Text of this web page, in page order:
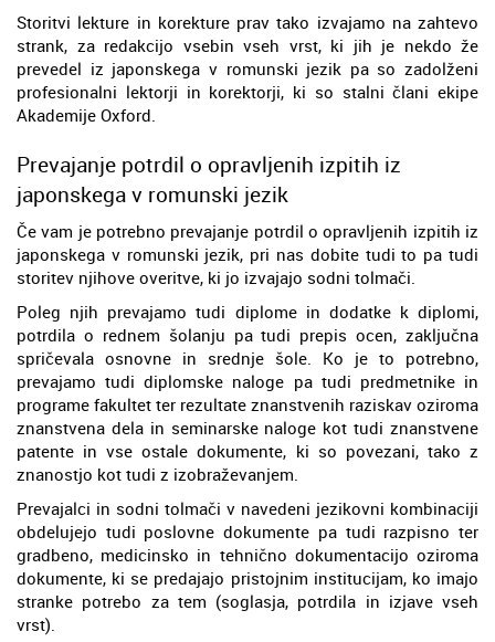
Storitvi lekture in korekture prav tako izvajamo na zahtevo
strank, za redakcijo vsebin vseh vrst, ki jih je nekdo že
prevedel iz japonskega v romunski jezik pa so zadolženi
profesionalni lektorji in korektorji, ki so stalni člani ekipe
Akademije Oxford.
Prevajanje potrdil o opravljenih izpitih iz
japonskega v romunski jezik
Če vam je potrebno prevajanje potrdil o opravljenih izpitih iz
japonskega v romunski jezik, pri nas dobite tudi to pa tudi
storitev njihove overitve, ki jo izvajajo sodni tolmači.
Poleg njih prevajamo tudi diplome in dodatke k diplomi,
potrdila o rednem šolanju pa tudi prepis ocen, zaključna
spričevala osnovne in srednje šole. Ko je to potrebno,
prevajamo tudi diplomske naloge pa tudi predmetnike in
programe fakultet ter rezultate znanstvenih raziskav oziroma
znanstvena dela in seminarske naloge kot tudi znanstvene
patente in vse ostale dokumente, ki so povezani, tako z
znanostjo kot tudi z izobraževanjem.
Prevajalci in sodni tolmači v navedeni jezikovni kombinaciji
obdelujejo tudi poslovne dokumente pa tudi razpisno ter
gradbeno, medicinsko in tehnično dokumentacijo oziroma
dokumente, ki se predajajo pristojnim institucijam, ko imajo
stranke potrebo za tem (soglasja, potrdila in izjave vseh
vrst).